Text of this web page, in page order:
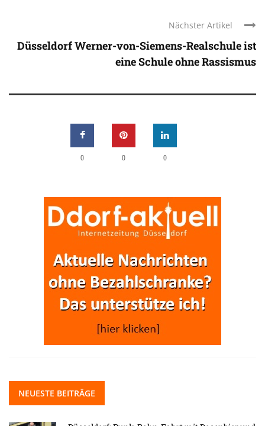
Nächster Artikel
Düsseldorf Werner-von-Siemens-Realschule ist
eine Schule ohne Rassismus
0 0 0
NEUESTE BEITRÄGE